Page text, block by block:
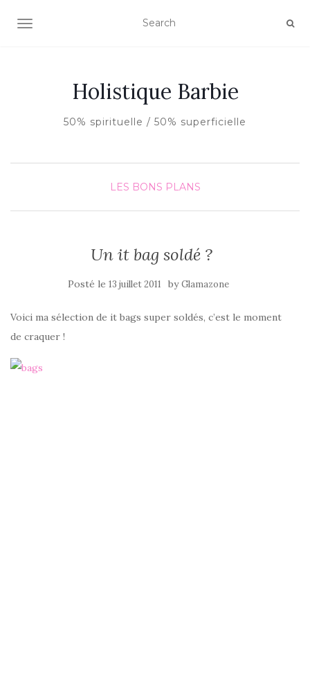
AFFICHER/MASQUER LA NAVIGATION
Holistique Barbie
50% spirituelle / 50% superficielle
LES BONS PLANS
Un it bag soldé ?
Posté le 13 juillet 2011 byGlamazone
Voici ma sélection de it bags super soldés, c’est le moment
de craquer !